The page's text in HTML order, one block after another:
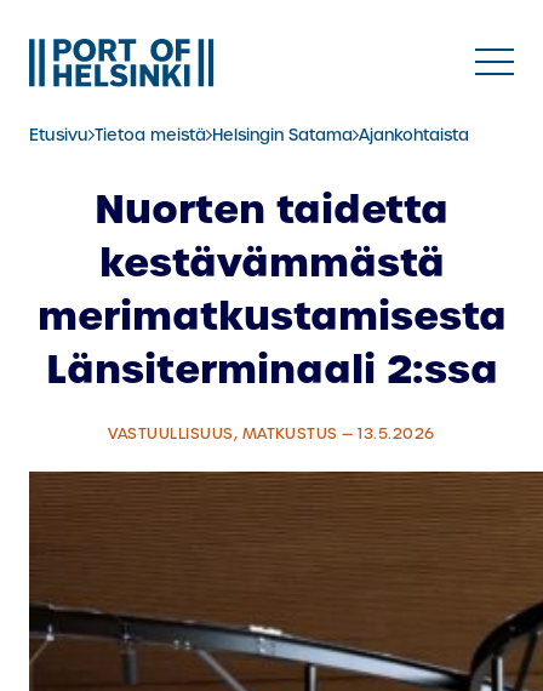
sisältöön
Etusivu Tietoa meistä Helsingin Satama Ajankohtaista
Nuorten taidetta
kestävämmästä
merimatkustamisesta
Länsiterminaali 2:ssa
VASTUULLISUUS, MATKUSTUS — 13.5.2026